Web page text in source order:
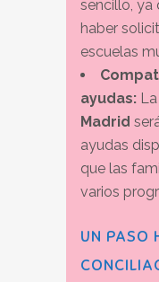
sencillo, ya
haber
escuelas
ayudas: La
Madrid
ayudas
que las
varios
UN PASO